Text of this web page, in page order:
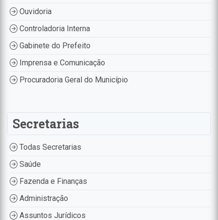
Ouvidoria
Controladoria Interna
Gabinete do Prefeito
Imprensa e Comunicação
Procuradoria Geral do Município
Secretarias
Todas Secretarias
Saúde
Fazenda e Finanças
Administração
Assuntos Jurídicos